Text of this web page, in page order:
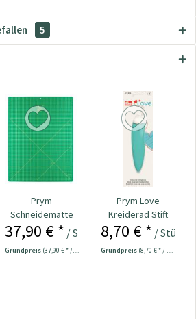
5
Prym
Schneidematte
cm/inch-
Einteilung 60 x
45...
37,90 € * / Stück
Grundpreis (37,90 € * / 1 Stück)
Prym Love
Kreiderad Stift
ergonomic Nr.
8,70 € * / Stück
Grundpreis (8,70 € * / 1 Stück)